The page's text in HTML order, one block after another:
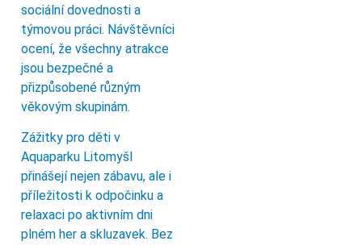
sociální dovednosti a
týmovou práci. Návštěvníci
ocení, že všechny atrakce
jsou bezpečné a
přizpůsobené různým
věkovým skupinám.
Zážitky pro děti v
Aquaparku Litomyšl
přinášejí nejen zábavu, ale i
příležitosti k odpočinku a
relaxaci po aktivním dni
plném her a skluzavek. Bez